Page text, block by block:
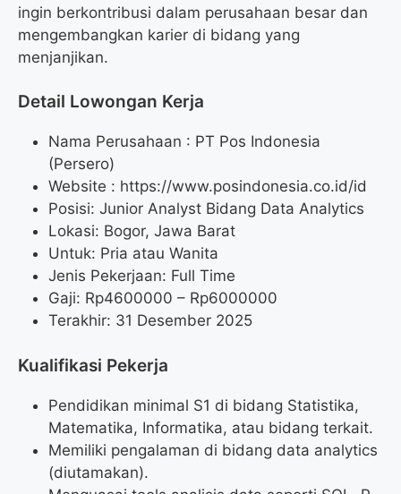
ingin berkontribusi dalam perusahaan besar dan
mengembangkan karier di bidang yang
menjanjikan.
Detail Lowongan Kerja
Nama Perusahaan : PT Pos Indonesia
(Persero)
Website : https://www.posindonesia.co.id/id
Posisi: Junior Analyst Bidang Data Analytics
Lokasi: Bogor, Jawa Barat
Untuk: Pria atau Wanita
Jenis Pekerjaan: Full Time
Gaji: Rp4600000 – Rp6000000
Terakhir: 31 Desember 2025
Kualifikasi Pekerja
Pendidikan minimal S1 di bidang Statistika,
Matematika, Informatika, atau bidang terkait.
Memiliki pengalaman di bidang data analytics
(diutamakan).